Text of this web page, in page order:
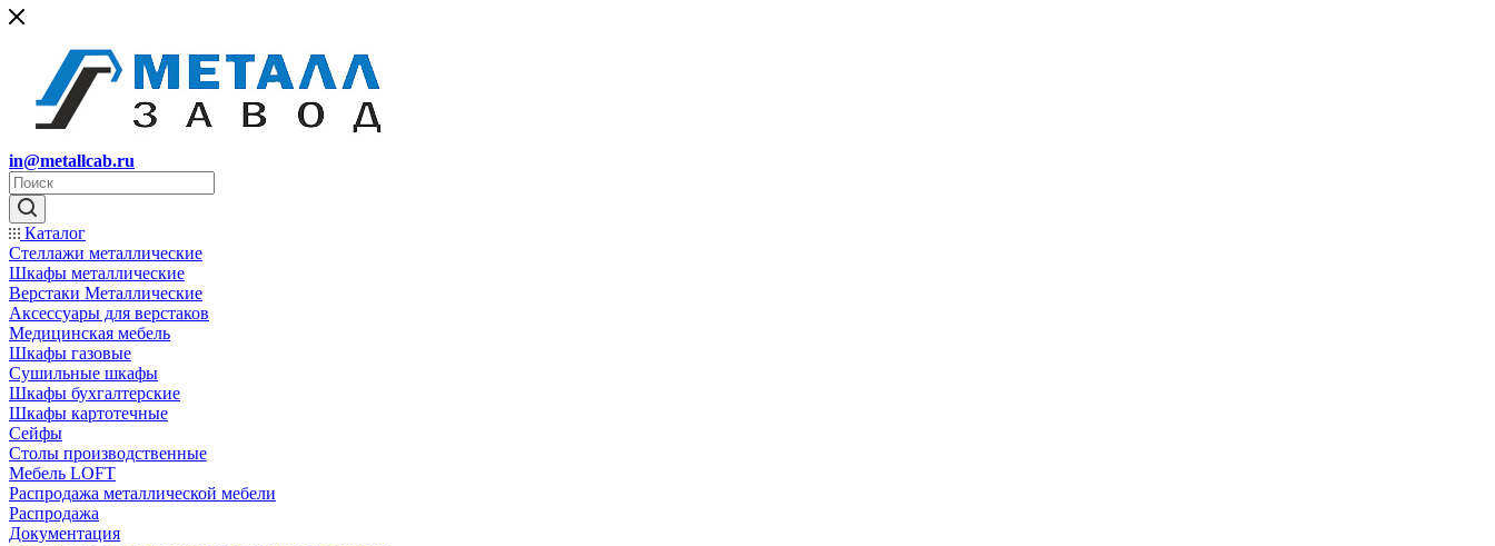
in@metallcab.ru
Каталог
Стеллажи металлические
Шкафы металлические
Верстаки Металлические
Аксессуары для верстаков
Медицинская мебель
Шкафы газовые
Сушильные шкафы
Шкафы бухгалтерские
Шкафы картотечные
Сейфы
Столы производственные
Мебель LOFT
Распродажа металлической мебели
Распродажа
Документация